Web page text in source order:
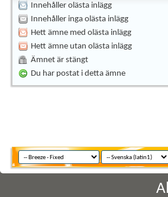
Innehåller olästa inlägg
Innehåller inga olästa inlägg
Hett ämne med olästa inlägg
Hett ämne utan olästa inlägg
Ämnet är stängt
Du har postat i detta ämne